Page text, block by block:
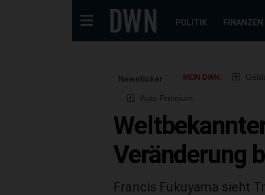
POLITIK FINANZEN
Newsticker MEIN DWN:
Auto Premium
Veränderung
Francis Fukuyama sieht